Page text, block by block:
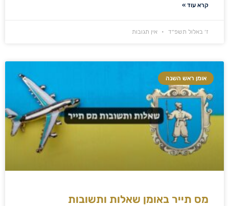
קרא עוד »
ז׳ באלול תשפ״ד אין תגובות
אומן ראש השנה
מס תייר באומן שאלות ותשובות